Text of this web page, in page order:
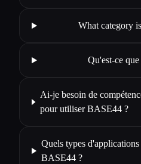
What category
Qu'est-ce
Ai-je besoin de
pour utiliser BASE44 ?
Quels types
BASE44 ?